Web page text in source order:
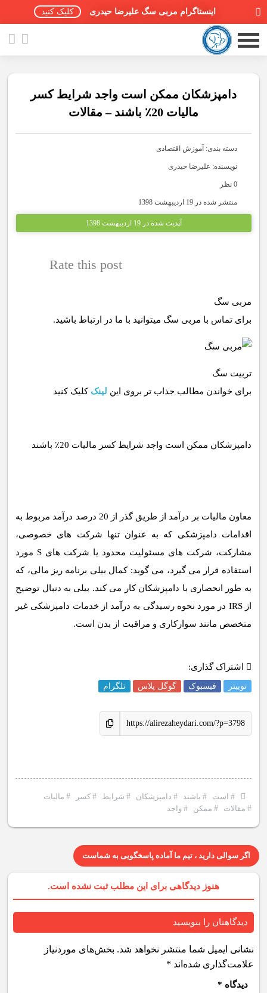
اینستاگرام مربی سگ علیرضا حیدری کلیک کنید
پادکست سگ ها
دامپزشکان ممکن است واجد شرایط کسر
مالیات 20٪ باشند – مقالات
دسته بندی: آموزش اقتصادی
نویسنده: علیرضا حیدری
0 نظر
منتشر شده در 19 اردیبهشت 1398
آپدیت شده در 19 اردیبهشت 1398
Rate this post
مربی سگ
برای تماس با مربی سگ میتوانید با ما در ارتباط باشید.
تربیت سگ
برای خواندن مطالب جذاب تر بروی این لینک کلیک کنید
معاون مالیات بر درآمد از طریق گذر از 20 درصد درآمد مربوط به
اقدامات دامپزشکی که به عنوان تنها شرکت های خصوصی،
مشارکت، شرکت های مسئولیت محدود یا شرکت های S مورد
استفاده قرار می گیرد، می گوید: کمال بیلی برنامه ریز مالی، که
به طور انحصاری با دامپزشکان کار می کند. بیلی به دنبال توضیح
از IRS در مورد نحوه رسیدگی به درآمد از خدمات دامپزشکی غیر
متخصص مانند سوارکاری و مراقبت از بدن است.
اشتراک گذاری:
توییتر فیسبوک گوگل پلاس تلگرام
https://alirezaheydari.com/?p=3798
# است # باشند # دامپزشکان # شرایط # کسر # مالیات
# مقالات # ممکن # واجد
اگر سوالی دارید ، تیم ما آماده پاسخگویی به شماست
هنوز دیدگاهی برای این مطلب ثبت نشده است.
دیدگاهتان را بنویسید
نشانی ایمیل شما منتشر نخواهد شد. بخش‌های موردنیاز
علامت‌گذاری شده‌اند *
دیدگاه *